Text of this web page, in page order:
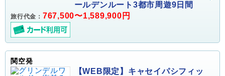
ールデンルート3都市周遊9日間
旅行代金： 767,500〜1,589,900円
関空発
【WEB限定】キャセイパシフィッ